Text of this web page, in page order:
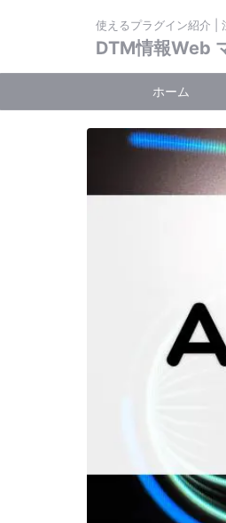
使えるプラグイン紹介 |
DTM情報Web
ホーム